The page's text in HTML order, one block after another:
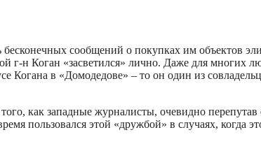
сообщений о покупках им объектов
г-н Коган «засветился» лично. Даже для многих
Когана в «Домодедове» – то он один из
как западные журналисты, очевидно
пользовался этой «дружбой» в случаях, когда